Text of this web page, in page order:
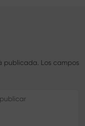
publicada. Los campos